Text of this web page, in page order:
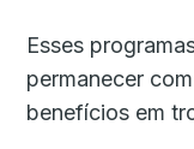
Esses
permanecer
benefícios em